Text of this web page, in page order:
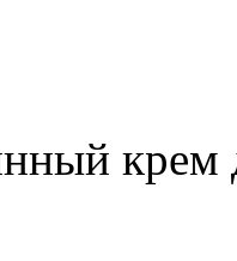
крем